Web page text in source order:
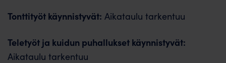
Tonttityöt käynnistyvät: Aikataulu tarkentuu
Teletyöt ja kuidun puhallukset käynnistyvät:
Aikataulu tarkentuu